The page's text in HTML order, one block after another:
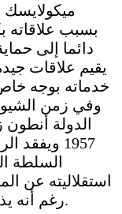
بسبب علاقاته
دائما إلى
يقيم علاقات
خدماته بوجه
وفي زمن
الدولة
1957
السلطة
استقلاليته عن
رغم أنه يذكرهم بأنه تبرّع بالكثير لصالح الدولة.